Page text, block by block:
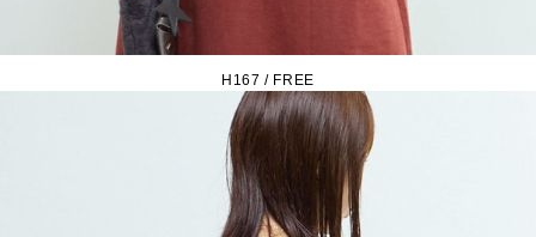
H167 / FREE